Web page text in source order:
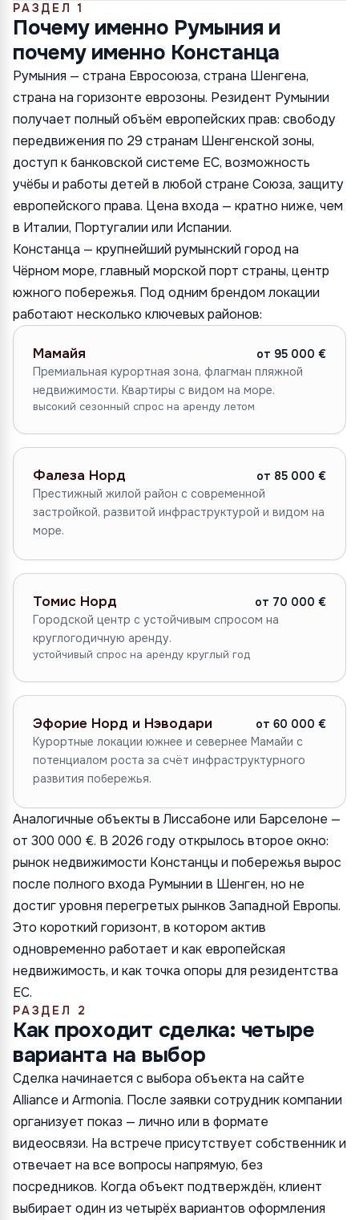
РАЗДЕЛ 1
Почему именно Румыния и
почему именно Констанца
Румыния — страна Евросоюза, страна Шенгена,
страна на горизонте еврозоны. Резидент Румынии
получает полный объём европейских прав: свободу
передвижения по 29 странам Шенгенской зоны,
доступ к банковской системе ЕС, возможность
учёбы и работы детей в любой стране Союза, защиту
европейского права. Цена входа — кратно ниже, чем
в Италии, Португалии или Испании.
Констанца — крупнейший румынский город на
Чёрном море, главный морской порт страны, центр
южного побережья. Под одним брендом локации
работают несколько ключевых районов:
Мамайя
от 95 000 €
Премиальная курортная зона, флагман пляжной
недвижимости. Квартиры с видом на море.
высокий сезонный спрос на аренду летом
Фалеза Норд
от 85 000 €
Престижный жилой район с современной
застройкой, развитой инфраструктурой и видом на
море.
Томис Норд
от 70 000 €
Городской центр с устойчивым спросом на
круглогодичную аренду.
устойчивый спрос на аренду круглый год
Эфорие Норд и Нэводари
от 60 000 €
Курортные локации южнее и севернее Мамайи с
потенциалом роста за счёт инфраструктурного
развития побережья.
Аналогичные объекты в Лиссабоне или Барселоне —
от 300 000 €. В 2026 году открылось второе окно:
рынок недвижимости Констанцы и побережья вырос
после полного входа Румынии в Шенген, но не
достиг уровня перегретых рынков Западной Европы.
Это короткий горизонт, в котором актив
одновременно работает и как европейская
недвижимость, и как точка опоры для резидентства
ЕС.
РАЗДЕЛ 2
Как проходит сделка: четыре
варианта на выбор
Сделка начинается с выбора объекта на сайте
Alliance и Armonia. После заявки сотрудник компании
организует показ — лично или в формате
видеосвязи. На встрече присутствует собственник и
отвечает на все вопросы напрямую, без
посредников. Когда объект подтверждён, клиент
выбирает один из четырёх вариантов оформления